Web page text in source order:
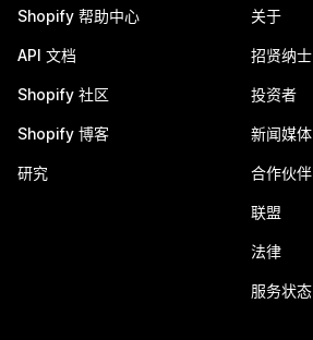
Shopify 帮助中心
API 文档
Shopify 社区
Shopify 博客
研究
关于
招贤纳士
投资者
新闻媒体
合作伙伴
联盟
法律
服务状态